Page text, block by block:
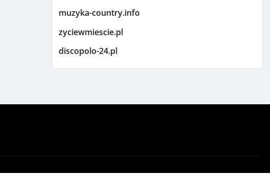
muzyka-country.info
zyciewmiescie.pl
discopolo-24.pl